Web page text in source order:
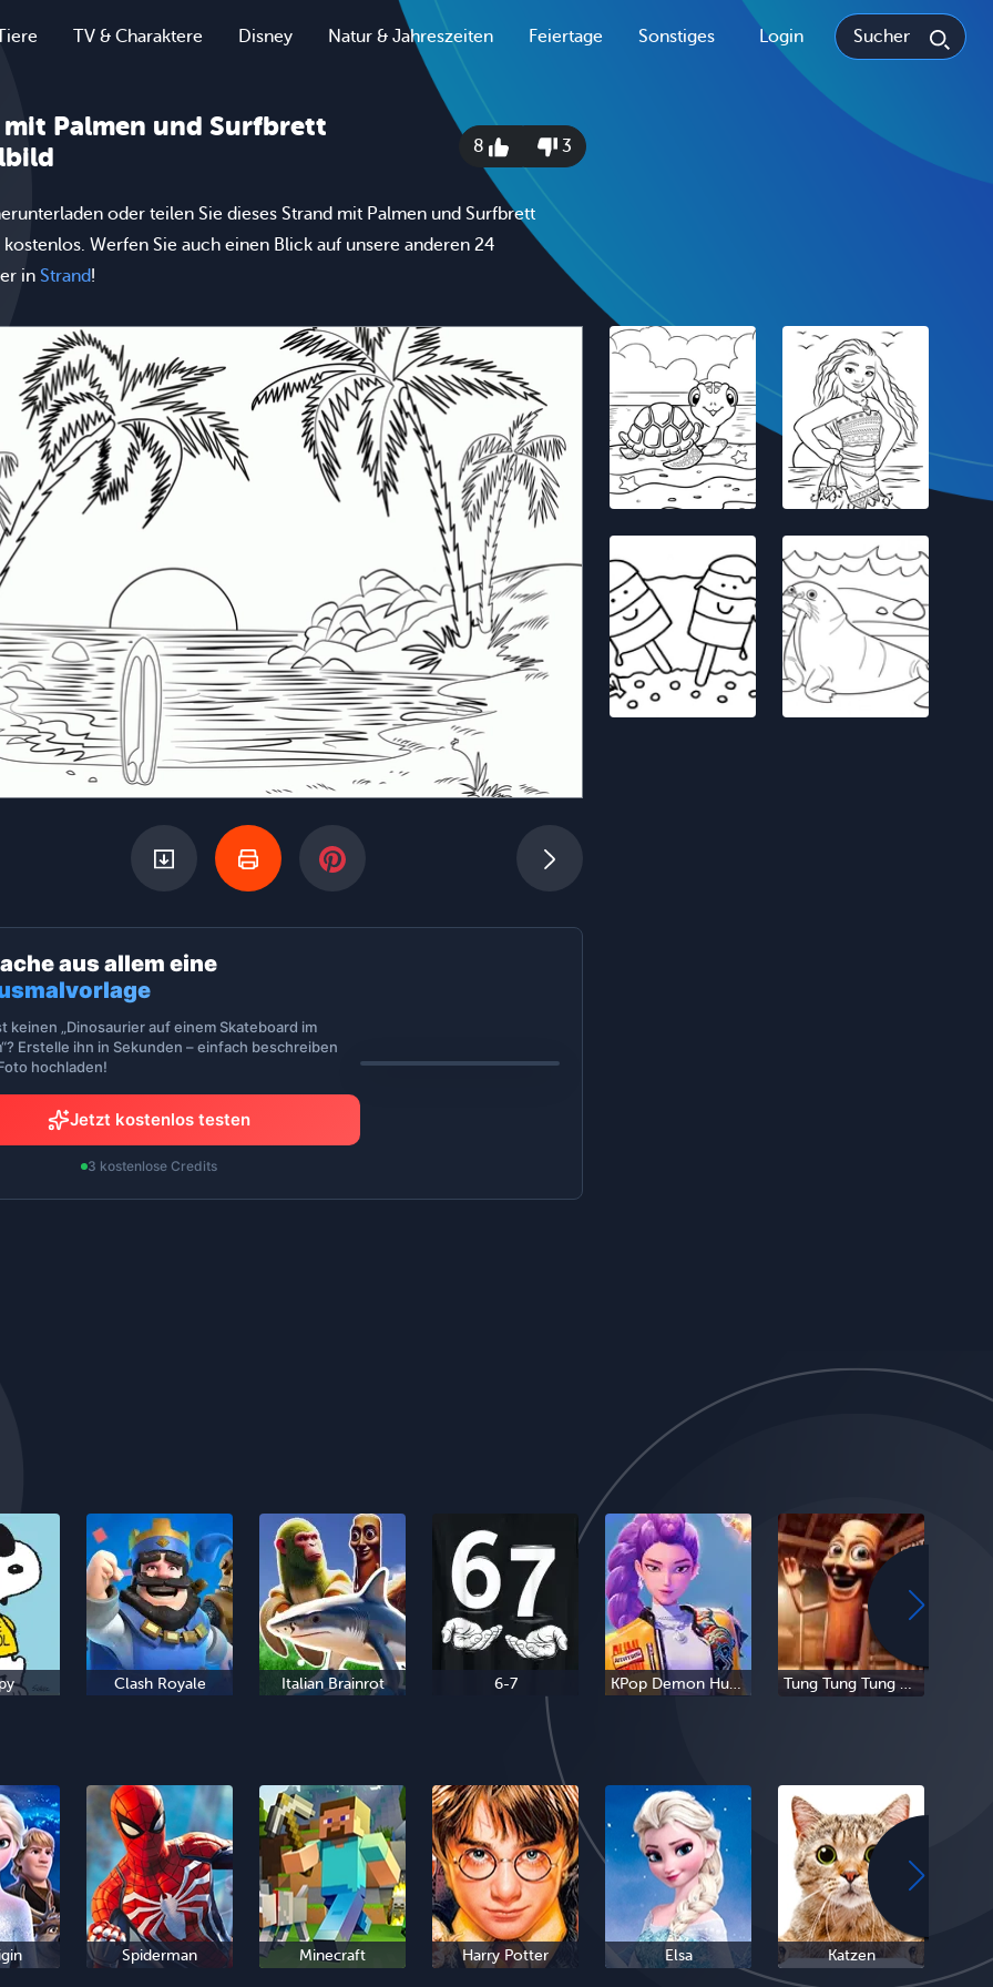
TV & Charaktere Disney Natur & Jahreszeiten Feiertage Sonstiges Login
Palmen und Surfbrett
8 3
oder teilen Sie dieses Strand mit Palmen und Surfbrett
Werfen Sie auch einen Blick auf unsere anderen 24
in Strand!
aus allem eine
keinen „Dinosaurier auf einem Skateboard im
Erstelle ihn in Sekunden – einfach beschreiben
hochladen!
Jetzt kostenlos testen
3 kostenlose Credits
Clash Royale Italian Brainrot 6-7 KPop Demon Hunters Tung Tung Tung Sahur
Spiderman Minecraft Harry Potter Elsa Katzen